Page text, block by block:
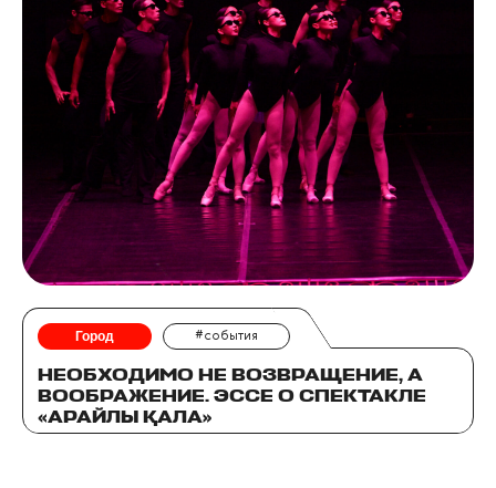
Город #события
НЕОБХОДИМО НЕ ВОЗВРАЩЕНИЕ, А
ВООБРАЖЕНИЕ. ЭССЕ О СПЕКТАКЛЕ
«АРАЙЛЫ ҚАЛА»